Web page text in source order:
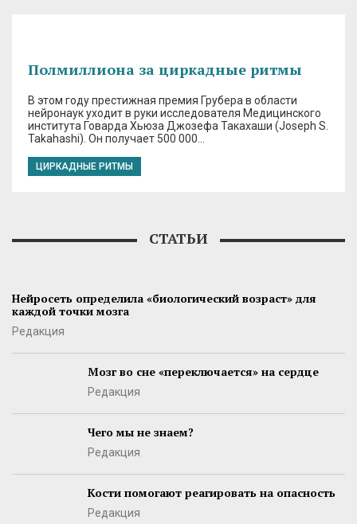
Полмиллиона за циркадные ритмы
В этом году престижная премия Грубера в области
нейронаук уходит в руки исследователя Медицинского
института Говарда Хьюза Джозефа Такахаши (Joseph S.
Takahashi). Он получает 500 000…
ЦИРКАДНЫЕ РИТМЫ
СТАТЬИ
Нейросеть определила «биологический возраст» для
каждой точки мозга
Редакция
Мозг во сне «переключается» на сердце
Редакция
Чего мы не знаем?
Редакция
Кости помогают реагировать на опасность
Редакция